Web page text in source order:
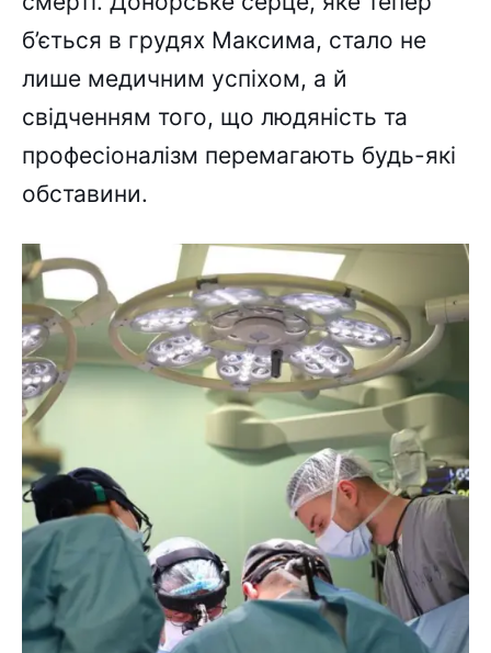
б’ється в грудях Максима, стало не
лише медичним успіхом, а й
свідченням того, що людяність та
професіоналізм перемагають будь-які
обставини.